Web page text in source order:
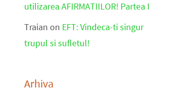
utilizarea AFIRMATIILOR! Partea I
Traian on EFT: Vindeca-ti singur
trupul si sufletul!
Arhiva